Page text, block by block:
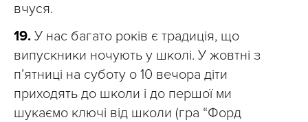
вчуся.
19. У нас багато років є традиція, що
випускники ночують у школі. У жовтні з
п’ятниці на суботу о 10 вечора діти
приходять до школи і до першої ми
шукаємо ключі від школи (гра “Форд